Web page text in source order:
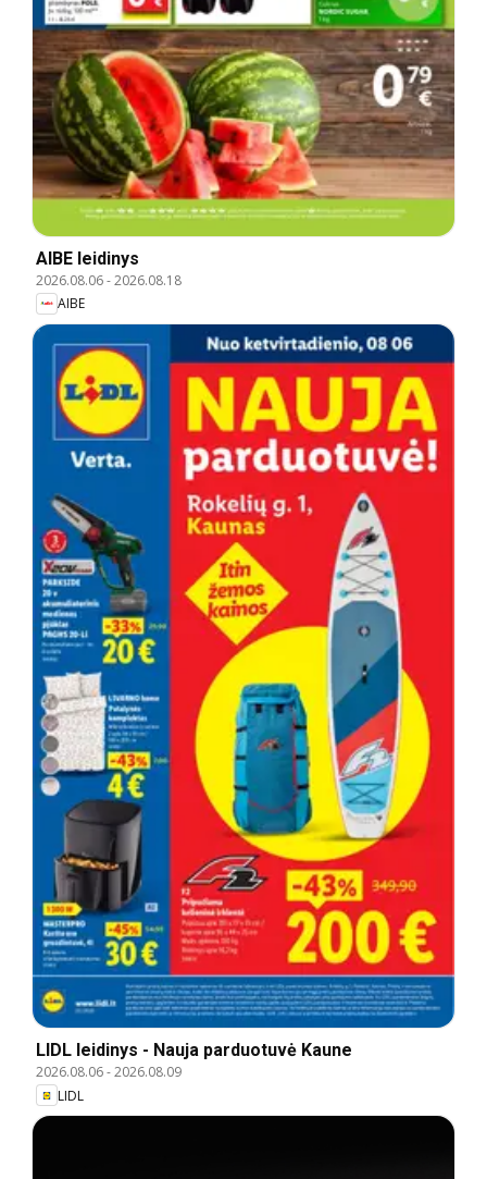
AIBE leidinys
2026.08.06-2026.08.18
AIBE
LIDL leidinys - Nauja parduotuvė Kaune
2026.08.06-2026.08.09
LIDL